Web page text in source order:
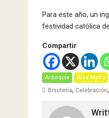
Para este año, un
festividad católica
Compartir
Antioquia Área Metro
Bisutería, Celebración,